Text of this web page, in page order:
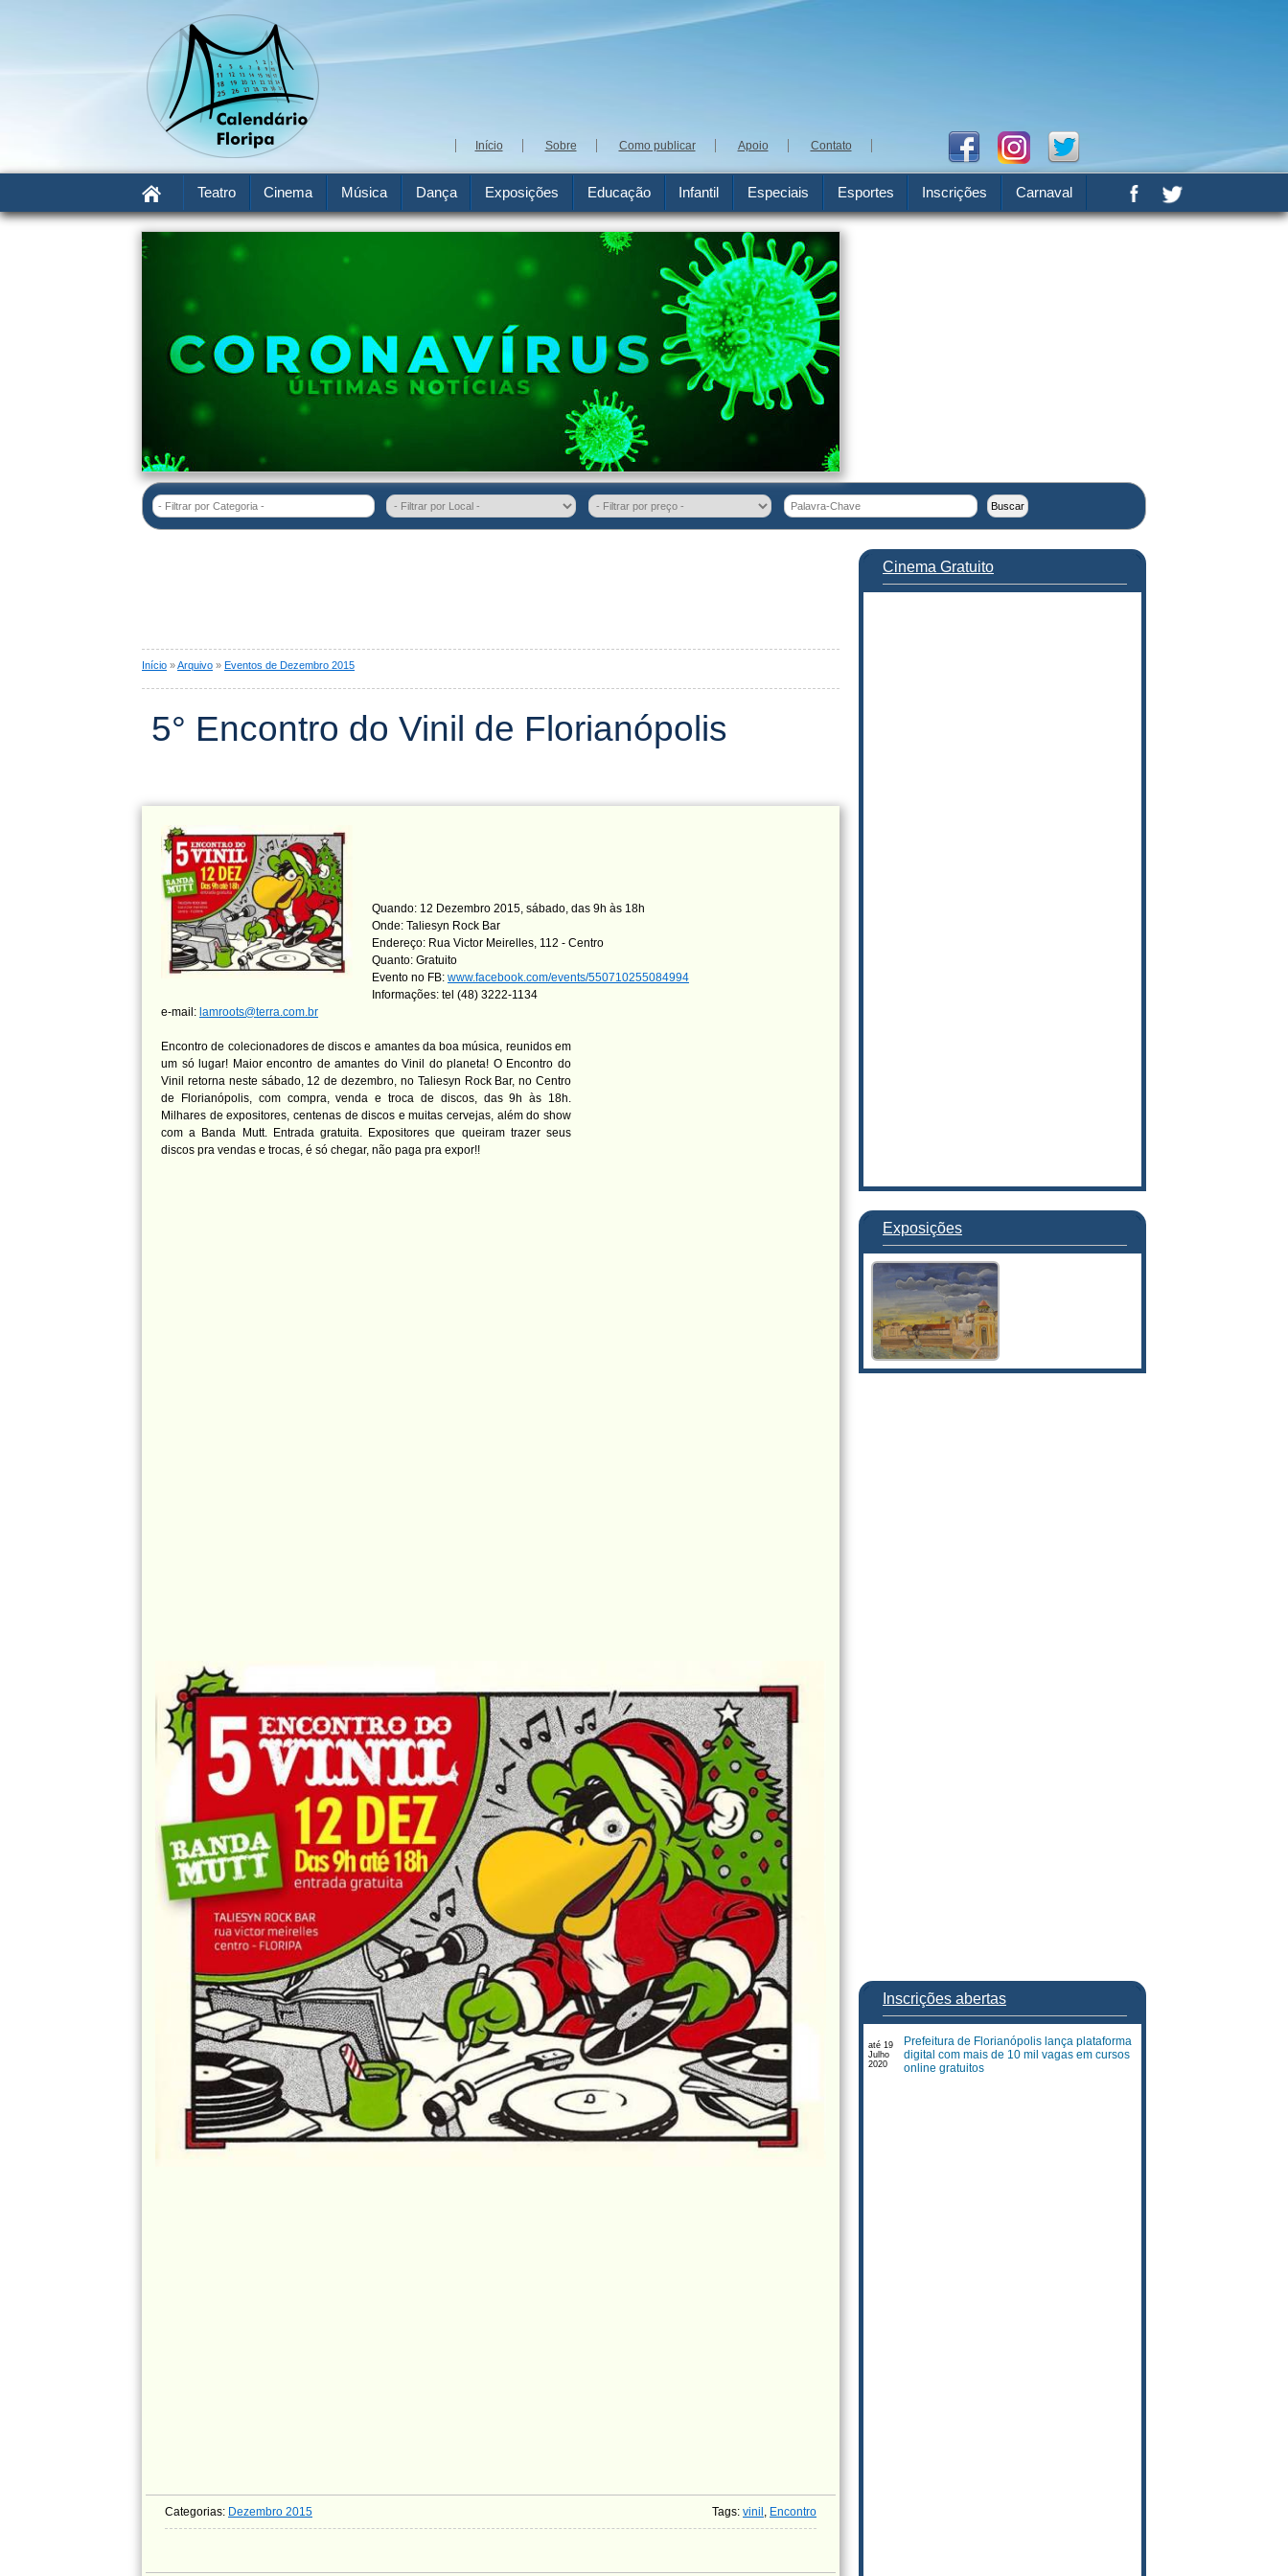
Início Sobre Como publicar Apoio Contato
Teatro Cinema Música Dança Exposições Educação Infantil Especiais Esportes Inscrições Carnaval
- Filtrar por Categoria -
Início »Arquivo » Eventos de Dezembro 2015
5° Encontro do Vinil de Florianópolis
Quando: 12 Dezembro 2015, sábado, das 9h às 18h
Onde: Taliesyn Rock Bar
Endereço: Rua Victor Meirelles, 112 - Centro
Quanto: Gratuito
Evento no FB: www.facebook.com/events/550710255084994
Informações: tel (48) 3222-1134
e-mail: lamroots@terra.com.br
Encontro de colecionadores de discos e amantes da boa música, reunidos em
um só lugar! Maior encontro de amantes do Vinil do planeta! O Encontro do
Vinil retorna neste sábado, 12 de dezembro, no Taliesyn Rock Bar, no Centro
de Florianópolis, com compra, venda e troca de discos, das 9h às 18h.
Milhares de expositores, centenas de discos e muitas cervejas, além do show
com a Banda Mutt. Entrada gratuita. Expositores que queiram trazer seus
discos pra vendas e trocas, é só chegar, não paga pra expor!!
Categorias: Dezembro 2015 Tags: vinil , Encontro
Cinema Gratuito
Exposições
Inscrições abertas
até 19
Julho
2020
Prefeitura de Florianópolis lança plataforma
digital com mais de 10 mil vagas em cursos
online gratuitos